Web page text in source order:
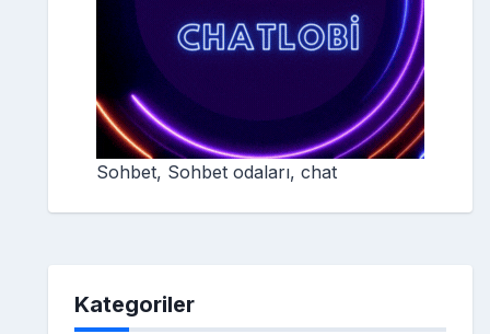
Sohbet, Sohbet odaları, chat
Kategoriler